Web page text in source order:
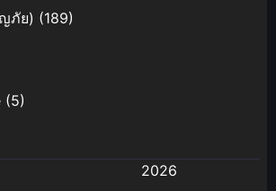
ภัย) (189)
(5)
2026